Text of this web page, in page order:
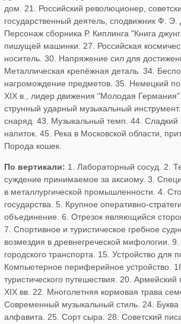
дом. 21. Российский революционер,
государственный деятель, сподвижник Ф. Э.
Персонаж сборника Р. Киплинга "Книга
пишущей машинки. 27. Российская
носитель. 30. Напряжение сил для
Металлическая крепёжная деталь. 34.
нагромождение предметов. 35. Немецкий
XIX в., лидер движения "Молодая
струнный ударный музыкальный
снаряд. 43. Музыкальный темп. 44.
напиток. 45. Река в Московской области,
Порода кошек.
По вертикали: 1. Лабораторный сосуд. 2.
суждение принимаемое за аксиому. 3.
в металлургической промышленности. 4.
государства. 5. Крупное оперативно-
объединение. 6. Отрезок являющийся
7. Спортивное и туристическое гребное
возмездия в древнегреческой мифологии.
городского транспорта. 15. Устройство для
Компьютерное периферийное устройство.
туристического путешествия. 20. Армейский
XIX вв. 22. Многолетняя кормовая трава
Современный музыкальный стиль. 24. Буква
алфавита. 25. Сорт сыра. 28. Советский